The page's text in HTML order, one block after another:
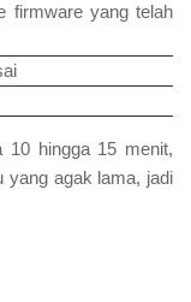
firmware yang telah
10 hingga 15 menit,
yang agak lama, jadi